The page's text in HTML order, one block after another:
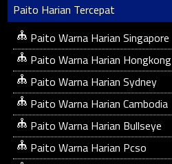
Paito Harian Tercepat
Paito Warna Harian Singapore
Paito Warna Harian Hongkong
Paito Warna Harian Sydney
Paito Warna Harian Cambodia
Paito Warna Harian Bullseye
Paito Warna Harian Pcso